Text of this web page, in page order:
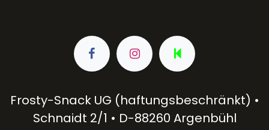
Frosty-Snack UG (haftungsbeschränkt) •
Schnaidt 2/1 • D-88260 Argenbühl